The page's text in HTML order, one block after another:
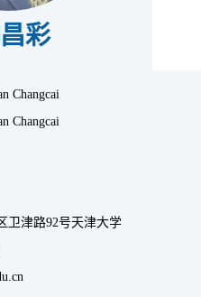
彩
Changcai
Changcai
卫津路92号天津大学